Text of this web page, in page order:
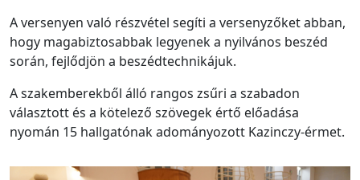
A versenyen való részvétel segíti a versenyzőket abban,
hogy magabiztosabbak legyenek a nyilvános beszéd
során, fejlődjön a beszédtechnikájuk.
A szakemberekből álló rangos zsűri a szabadon
választott és a kötelező szövegek értő előadása
nyomán 15 hallgatónak adományozott Kazinczy-érmet.